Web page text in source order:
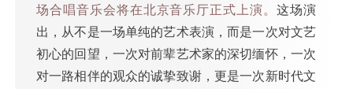
场合唱音乐会将在北京音乐厅正式上演。这场演
出，从不是一场单纯的艺术表演，而是一次对文艺
初心的回望，一次对前辈艺术家的深切缅怀，一次
对一路相伴的观众的诚挚致谢，更是一次新时代文